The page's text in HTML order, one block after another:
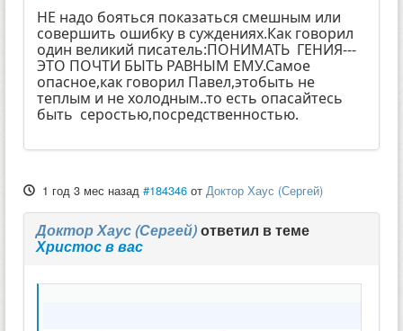
НЕ надо бояться показаться смешным или
совершить ошибку в суждениях.Как говорил
один великий писатель:ПОНИМАТЬ ГЕНИЯ---
ЭТО ПОЧТИ БЫТЬ РАВНЫМ ЕМУ.Самое
опасное,как говорил Павел,этобыть не
теплым и не холодным..то есть опасайтесь
быть серостью,посредственностью.
1 год 3 мес назад #184346 от Доктор Хаус (Сергей)
Доктор Хаус (Сергей)ответил в теме
Христос в вас